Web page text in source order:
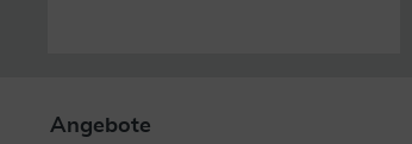
Angebote